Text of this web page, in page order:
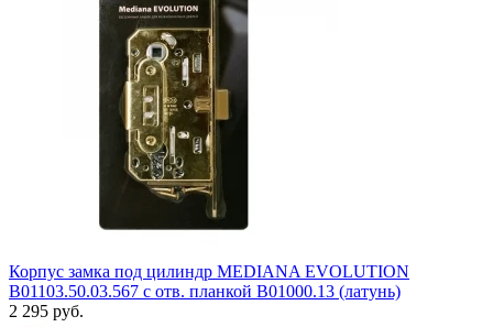
Корпус замка под цилиндр MEDIANA EVOLUTION
B01103.50.03.567 с отв. планкой B01000.13 (латунь)
2 295 руб.